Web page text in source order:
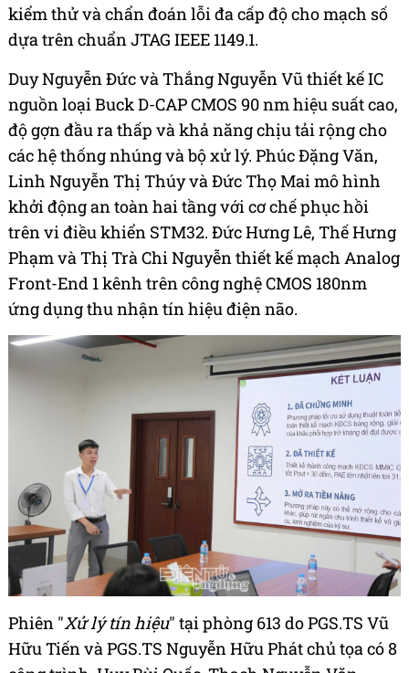
kiểm thử và chẩn đoán lỗi đa cấp độ cho mạch số
dựa trên chuẩn JTAG IEEE 1149.1.
Duy Nguyễn Đức và Thắng Nguyễn Vũ thiết kế IC
nguồn loại Buck D-CAP CMOS 90 nm hiệu suất cao,
độ gợn đầu ra thấp và khả năng chịu tải rộng cho
các hệ thống nhúng và bộ xử lý. Phúc Đặng Văn,
Linh Nguyễn Thị Thúy và Đức Thọ Mai mô hình
khởi động an toàn hai tầng với cơ chế phục hồi
trên vi điều khiển STM32. Đức Hưng Lê, Thế Hưng
Phạm và Thị Trà Chi Nguyễn thiết kế mạch Analog
Front-End 1 kênh trên công nghệ CMOS 180nm
ứng dụng thu nhận tín hiệu điện não.
Phiên "Xử lý tín hiệu" tại phòng 613 do PGS.TS Vũ
Hữu Tiến và PGS.TS Nguyễn Hữu Phát chủ tọa có 8